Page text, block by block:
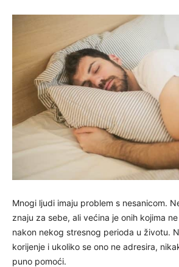
Mnogi ljudi imaju problem s nesanicom.
znaju za sebe, ali većina je onih kojima
nakon nekog stresnog perioda u životu.
korijenje i ukoliko se ono ne adresira,
puno pomoći.